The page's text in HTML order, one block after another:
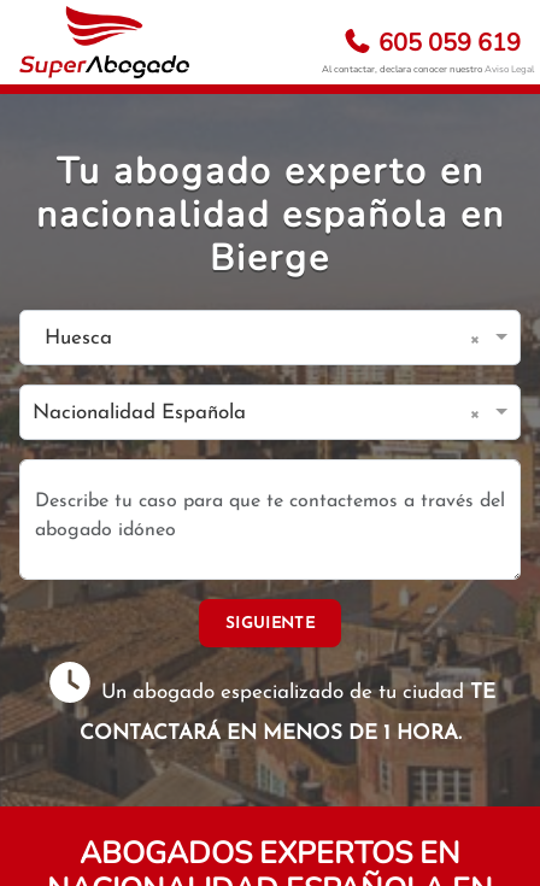
605 059 619
Al contactar, declara conocer nuestroAviso Legal
Tu abogado experto en
nacionalidad española en
Bierge
Huesca ×
Nacionalidad Española ×
SIGUIENTE
Un abogado especializado de tu ciudadTE
CONTACTARÁ EN MENOS DE 1 HORA.
ABOGADOS EXPERTOS EN